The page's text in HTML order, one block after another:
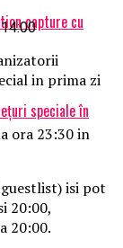
capture cu
speciale în
in prima zi
ora 23:30 in
isi pot
20:00,
20:00.